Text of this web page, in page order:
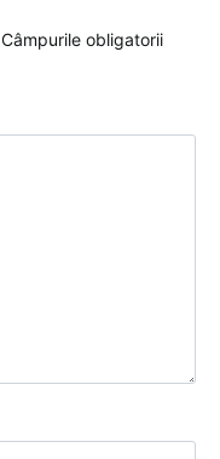
Câmpurile obligatorii